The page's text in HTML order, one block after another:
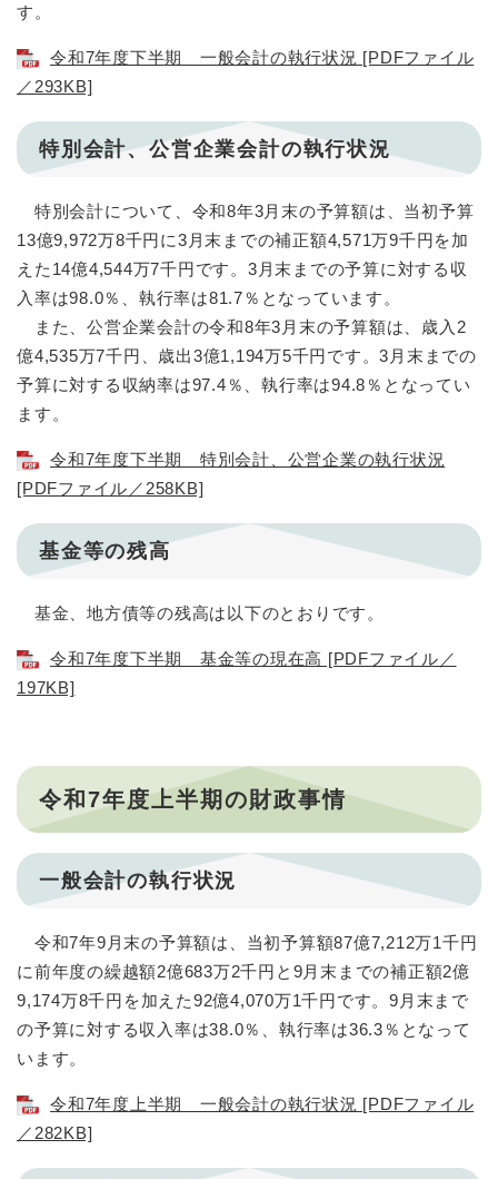
す。
令和7年度下半期 一般会計の執行状況 [PDFファイル
／293KB]
特別会計、公営企業会計の執行状況
特別会計について、令和8年3月末の予算額は、当初予算
13億9,972万8千円に3月末までの補正額4,571万9千円を加
えた14億4,544万7千円です。3月末までの予算に対する収
入率は98.0％、執行率は81.7％となっています。
また、公営企業会計の令和8年3月末の予算額は、歳入2
億4,535万7千円、歳出3億1,194万5千円です。3月末までの
予算に対する収納率は97.4％、執行率は94.8％となってい
ます。
令和7年度下半期 特別会計、公営企業の執行状況
[PDFファイル／258KB]
基金等の残高
基金、地方債等の残高は以下のとおりです。
令和7年度下半期 基金等の現在高 [PDFファイル／
197KB]
令和7年度上半期の財政事情
一般会計の執行状況
令和7年9月末の予算額は、当初予算額87億7,212万1千円
に前年度の繰越額2億683万2千円と9月末までの補正額2億
9,174万8千円を加えた92億4,070万1千円です。9月末まで
の予算に対する収入率は38.0％、執行率は36.3％となって
います。
令和7年度上半期 一般会計の執行状況 [PDFファイル
／282KB]